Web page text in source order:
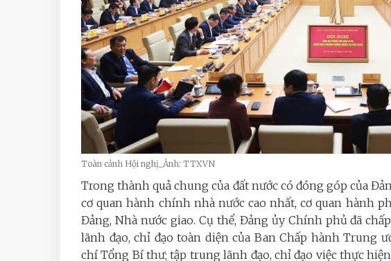
Toàn cảnh Hội nghị_Ảnh: TTXVN
Trong thành quả chung của đất nước có đóng góp của
cơ quan hành chính nhà nước cao nhất, cơ quan hành
Đảng, Nhà nước giao. Cụ thể, Đảng ủy Chính phủ đã
lãnh đạo, chỉ đạo toàn diện của Ban Chấp hành Trung
chí Tổng Bí thư; tập trung lãnh đạo, chỉ đạo việc thực